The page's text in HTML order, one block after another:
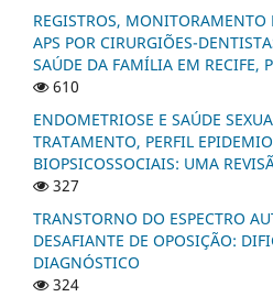
REGISTROS, MONITORAMENTO
APS POR CIRURGIÕES-
SAÚDE DA FAMÍLIA EM RECIFE,
610
ENDOMETRIOSE E SAÚDE
TRATAMENTO, PERFIL
BIOPSICOSSOCIAIS: UMA
327
TRANSTORNO DO ESPECTRO
DESAFIANTE DE OPOSIÇÃO:
DIAGNÓSTICO
324